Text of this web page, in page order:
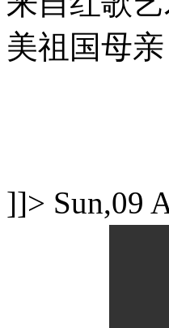
美祖国母亲
]]> Sun,09